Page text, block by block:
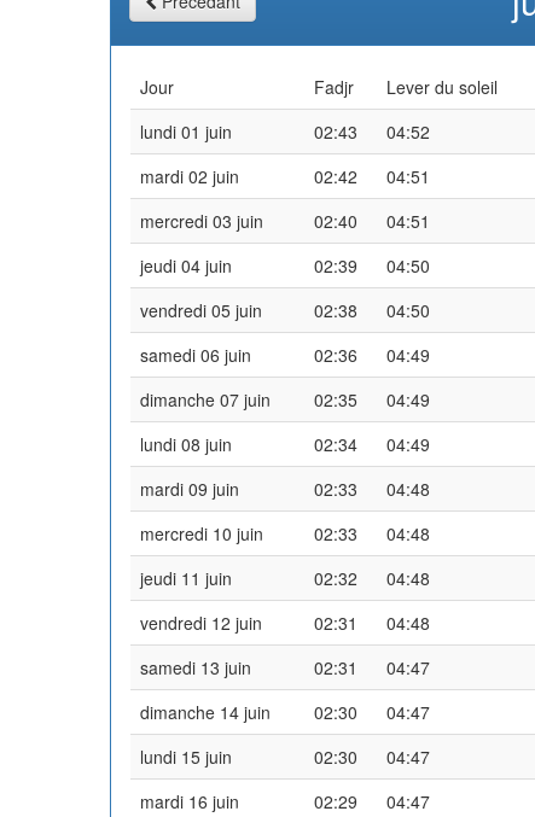
Jour Fadjr Lever du soleil
lundi 01 juin
02:43 04:52
mardi 02 juin
02:42 04:51
mercredi 03 juin
02:40 04:51
jeudi 04 juin
02:39 04:50
vendredi 05 juin
02:38 04:50
samedi 06 juin
02:36 04:49
dimanche 07 juin
02:35 04:49
lundi 08 juin
02:34 04:49
mardi 09 juin
02:33 04:48
mercredi 10 juin
02:33 04:48
jeudi 11 juin
02:32 04:48
vendredi 12 juin
02:31 04:48
samedi 13 juin
02:31 04:47
dimanche 14 juin
02:30 04:47
lundi 15 juin
02:30 04:47
mardi 16 juin
02:29 04:47